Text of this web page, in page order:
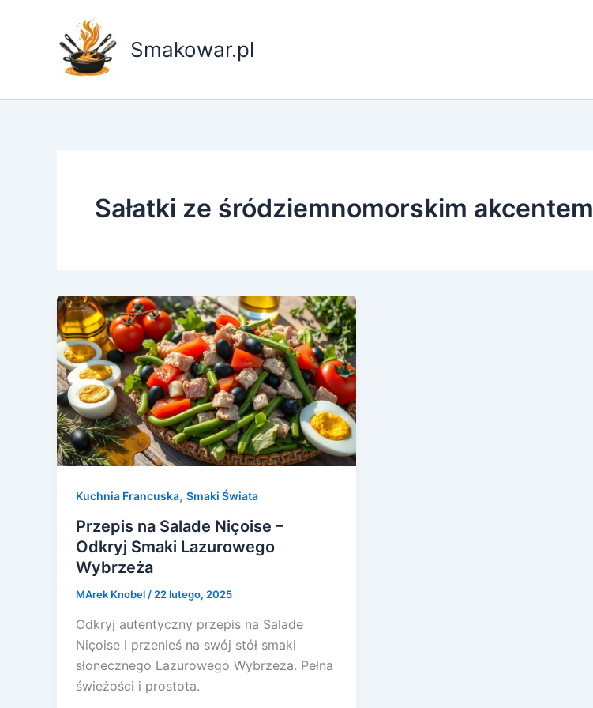
Smakowar.pl
Sałatki ze śródziemnomorskim akcentem
Kuchnia Francuska, Smaki Świata
Przepis na Salade Niçoise –
Odkryj Smaki Lazurowego
Wybrzeża
MArek Knobel / 22 lutego, 2025
Odkryj autentyczny przepis na Salade
Niçoise i przenieś na swój stół smaki
słonecznego Lazurowego Wybrzeża. Pełna
świeżości i prostota.